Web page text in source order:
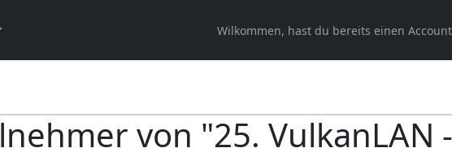
Wilkommen, hast du bereits einen
von "25. VulkanLAN